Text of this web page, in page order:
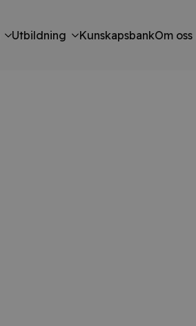
Utbildning KunskapsbankOm oss